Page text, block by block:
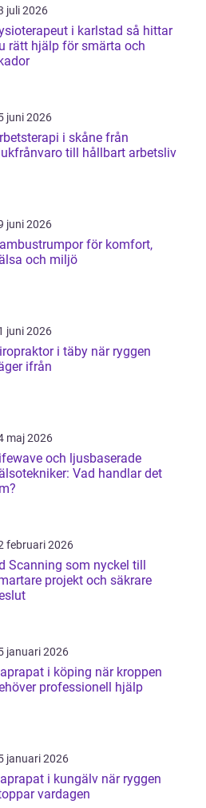
juli 2026
i karlstad så hittar
rätt hjälp för smärta och
juni 2026
i skåne från
till hållbart arbetsliv
juni 2026
för komfort,
och miljö
juni 2026
i täby när ryggen
ifrån
maj 2026
och ljusbaserade
Vad handlar det
februari 2026
Scanning som nyckel till
projekt och säkrare
januari 2026
i köping när kroppen
professionell hjälp
januari 2026
i kungälv när ryggen
vardagen